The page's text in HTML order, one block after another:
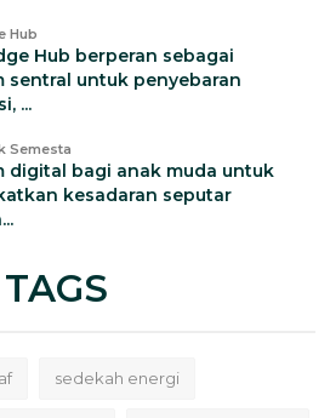
Hub
Hub berperan sebagai
sentral untuk penyebaran
...
Semesta
digital bagi anak muda untuk
kesadaran seputar
sedekah energi